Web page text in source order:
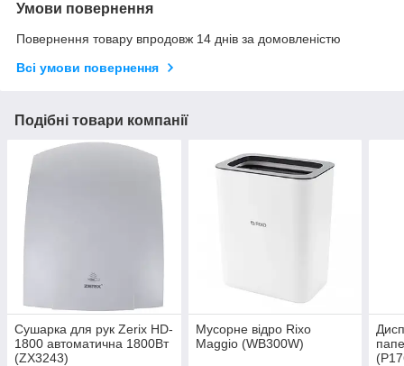
Умови повернення
Повернення товару впродовж 14 днів за домовленістю
Всі умови повернення
Подібні товари компанії
Сушарка для рук Zerix HD-
1800 автоматична 1800Вт
(ZX3243)
Мусорне відро Rixo
Maggio (WB300W)